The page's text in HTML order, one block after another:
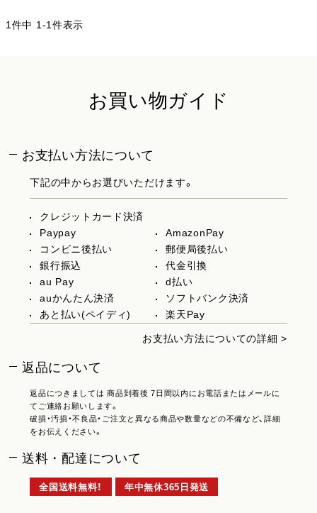
1件中 1-1件表示
お買い物ガイド
お支払い方法について
下記の中からお選びいただけます。
クレジットカード決済
Paypay
AmazonPay
コンビニ後払い
郵便局後払い
銀行振込
代金引換
au Pay
d払い
auかんたん決済
ソフトバンク決済
あと払い(ペイディ)
楽天Pay
お支払い方法についての詳細 >
返品について
返品につきましては 商品到着後 7日間以内にお電話またはメールに
てご連絡お願いします。
破損・汚損・不良品・ご注文と異なる商品や数量などの不備など、詳細
をお伝えください。
送料・配達について
全国送料無料！ 年中無休365日発送